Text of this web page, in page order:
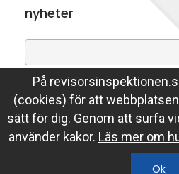
På
(cookies) för att
sätt för dig. Genom att surfa
använder kakor. Läs mer om
nyheter
Genom att prenumerera på
Revisorsinspektionen lagrar din
Läs mer